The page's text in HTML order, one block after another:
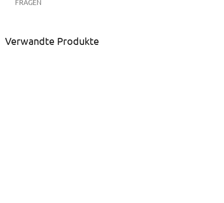
FRAGEN
Verwandte Produkte